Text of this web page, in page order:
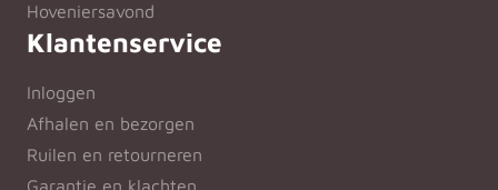
Hoveniersavond
Klantenservice
Inloggen
Afhalen en bezorgen
Ruilen en retourneren
Garantie en klachten